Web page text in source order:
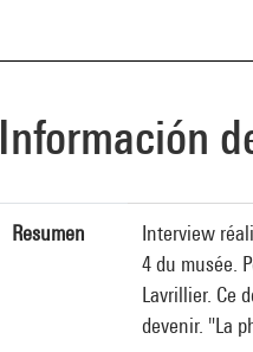
Información
Resumen
Interview
4 du musée.
Lavrillier. Ce
devenir. "La